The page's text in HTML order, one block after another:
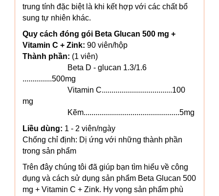
trung tính đặc biệt là khi kết hợp với các chất bổ
sung tự nhiên khác.
Quy cách đóng gói Beta Glucan 500 mg +
Vitamin C + Zink: 90 viên/hộp
Thành phần: (1 viên)
Beta D - glucan 1.3/1.6
...............500mg
Vitamin C....................................100
mg
Kẽm.................................................5mg
Liều dùng: 1 - 2 viên/ngày
Chống chỉ định: Dị ứng với những thành phần
trong sản phẩm
Trên đây chúng tôi đã giúp bạn tìm hiểu về công
dụng và cách sử dụng sản phẩm Beta Glucan 500
mg + Vitamin C + Zink. Hy vọng sản phẩm phù